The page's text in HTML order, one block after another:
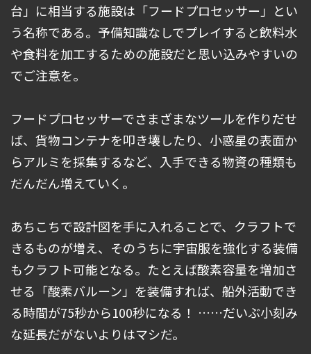
台」に相当する施設は「フードプロセッサー」とい
う名称である。予備知識なしでプレイすると飲料水
や食料を加工するための施設だと思い込みやすいの
でご注意を。
フードプロセッサーでさまざまなツールを作りだせ
ば、貨物コンテナを叩き壊したり、小惑星の表面か
らアルミを採集するなど、入手できる物資の種類も
だんだん増えていく。
あちこちで設計図を手に入れることで、クラフトで
きるものが増え、そのうちに宇宙服を強化する装備
もクラフト可能となる。たとえば酸素容量を増加さ
せる「酸素バルーン」を装備すれば、船外活動でき
る時間が75秒から100秒になる！ ……だいぶ小刻み
な延長だがないよりはマシだ。